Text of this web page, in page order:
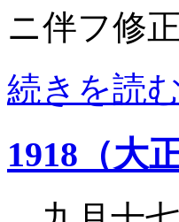
ニ伴フ修
続きを読
1918（大